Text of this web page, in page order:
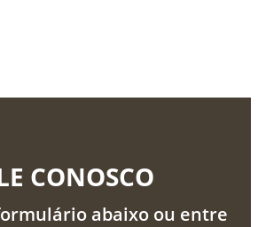
CONOSCO
abaixo ou entre